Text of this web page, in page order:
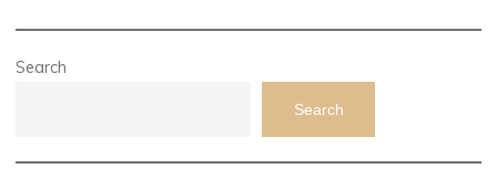
Search
Search